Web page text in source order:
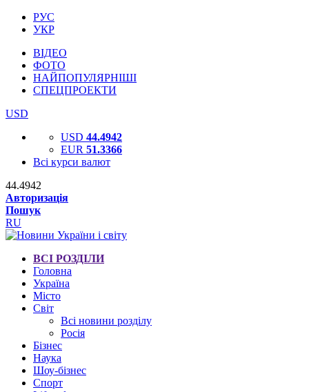
РУС
УКР
ВІДЕО
ФОТО
НАЙПОПУЛЯРНІШІ
СПЕЦПРОЕКТИ
USD
USD 44.4942
EUR 51.3366
Всі курси валют
44.4942
Авторизація
Пошук
RU
ВСІ РОЗДІЛИ
Головна
Україна
Місто
Світ
Всі новини розділу
Росія
Бізнес
Наука
Шоу-бізнес
Спорт